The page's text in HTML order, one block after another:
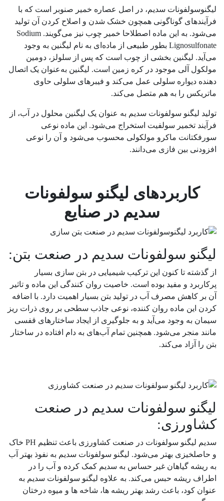
لیگنوسولفونات سدیم، در اصل عصاره خمیر صنوبر است که با
فرآیندهای گوناگونی همچون خشک شدن و اصلاح کردن آن تولید
می‌شود. به این ماده اصطلاحا خمیر چوب نیز می‌گویند. Sodium
Lignosulfonate بطور طبیعی از ماده‌ای به نام لیگنین به وجود
می‌آید. لیگنین بخشی از چوب است که پس از سلولز، دومین
مولکول آلی موجود در کره زمین است. لیگنین به‌عنوان یک اتصال
دهنده دیواره سلولی عمل می‌کند و فیبرهای سلولی حاوی
ماتریکس را به هم متصل می‌کند.
تولید لیگنو سولفونات سدیم به عنوان یک لیگنین محلول در آب، از
فرآیند تخمیر سولفیت استخراج می‌شود. این ماده نوعی
سورفکتانت ماکرو مولکولی محسوب می‌شود و آن را نوعی
افزودنی بین فازی می‌دانند.
کاربردهای لیگنو سولفونات
سدیم در صنایع
لیگنو سولفونات سدیم در صنعت بتن:
از گذشته تا کنون این ترکیب شیمیایی در بتن سازی بسیار
پرکاربرد و مفید بوده است. خاصیت روان کنندگی این ماده و تاثیر
آن بر کاهش مصرف آب در تولید بتن بسیار اهمیت دارد. با اضافه
کردن این ماده روان کننده، نوعی جاذب سطحی بر روی ذرات ریز
سیمان به وجود می‌آید و به جلوگیری از ایجاد ساختارهای قفسی
مانند منجر می‌شود. همچنین تمام آب‌های به دام افتاده در ساختار
بتن را آزاد می‌کند.
لیگنو سولفونات سدیم در صنعت
کشاورزی:
سدیم لیگنو سولفونات در صنعت کشاورزی باعث تنظیم PH خاک
و حاصلخیزی بهتر می‌شود. لیگنو سولفونات سدیم به نفوذ بهتر آب
به ریشه گیاهان غیر حساس به سدیم کمک کرده و آب را در
اطراف ریشه حبس می‌کند. به علاوه لیگنو سولفونات سدیم به
عنوان کود، باعث رشد بهتر ریشه ها، شاخه ها و میوه درختان